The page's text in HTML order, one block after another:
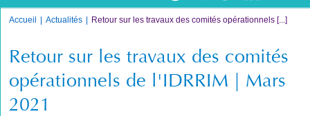
Accueil Actualités Retour sur les travaux des comités opérationnels [...]
Retour sur les travaux des comités
opérationnels de l'IDRRIM | Mars
2021